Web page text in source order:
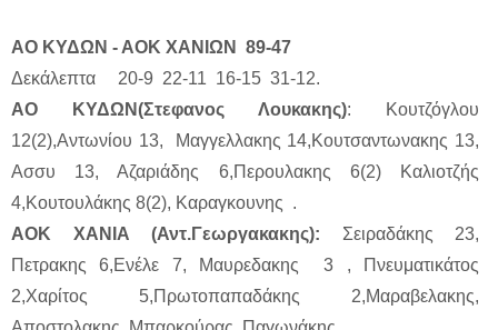
ΑΟ ΚΥΔΩΝ - ΑΟΚ ΧΑΝΙΩΝ 89-47
Δεκάλεπτα 20-9 22-11 16-15 31-12.
ΑΟ ΚΥΔΩΝ(Στεφανος Λουκακης): Κουτζόγλου
12(2),Αντωνίου 13, Μαγγελλακης 14,Κουτσαντωνακης 13,
Ασσυ 13, Αζαριάδης 6,Περουλακης 6(2) Καλιοτζής
4,Κουτουλάκης 8(2), Καραγκουνης .
ΑΟΚ ΧΑΝΙΑ (Αντ.Γεωργακακης): Σειραδάκης 23,
Πετρακης 6,Ενέλε 7, Μαυρεδακης 3 , Πνευματικάτος
2,Χαρίτος 5,Πρωτοπαπαδάκης 2,Μαραβελακης,